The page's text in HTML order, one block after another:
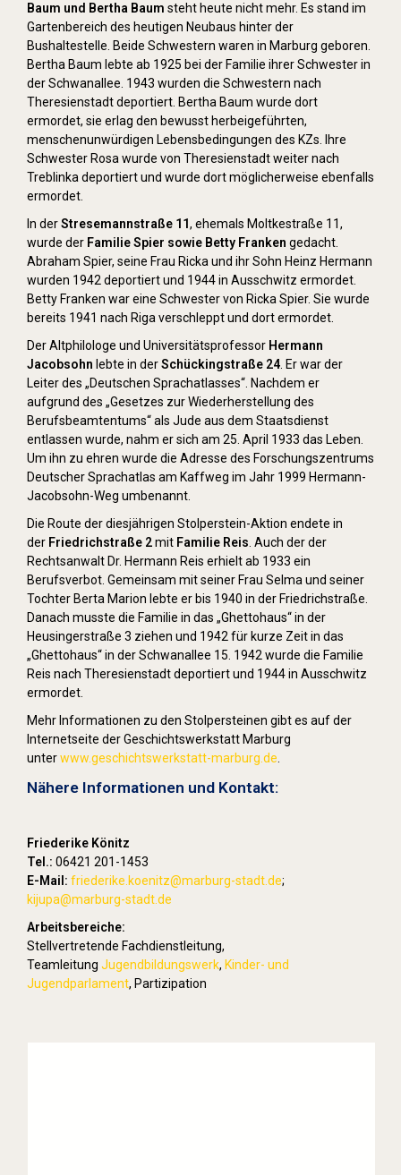
Baum und Bertha Baum steht heute nicht mehr. Es stand im
Gartenbereich des heutigen Neubaus hinter der
Bushaltestelle. Beide Schwestern waren in Marburg geboren.
Bertha Baum lebte ab 1925 bei der Familie ihrer Schwester in
der Schwanallee. 1943 wurden die Schwestern nach
Theresienstadt deportiert. Bertha Baum wurde dort
ermordet, sie erlag den bewusst herbeigeführten,
menschenunwürdigen Lebensbedingungen des KZs. Ihre
Schwester Rosa wurde von Theresienstadt weiter nach
Treblinka deportiert und wurde dort möglicherweise ebenfalls
ermordet.
In derStresemannstraße 11, ehemals Moltkestraße 11,
wurde der Familie Spier sowie Betty Franken gedacht.
Abraham Spier, seine Frau Ricka und ihr Sohn Heinz Hermann
wurden 1942 deportiert und 1944 in Ausschwitz ermordet.
Betty Franken war eine Schwester von Ricka Spier. Sie wurde
bereits 1941 nach Riga verschleppt und dort ermordet.
Der Altphilologe und Universitätsprofessor Hermann
Jacobsohn lebte in derSchückingstraße 24 . Er war der
Leiter des „Deutschen Sprachatlasses“. Nachdem er
aufgrund des „Gesetzes zur Wiederherstellung des
Berufsbeamtentums“ als Jude aus dem Staatsdienst
entlassen wurde, nahm er sich am 25. April 1933 das Leben.
Um ihn zu ehren wurde die Adresse des Forschungszentrums
Deutscher Sprachatlas am Kaffweg im Jahr 1999 Hermann-
Jacobsohn-Weg umbenannt.
Die Route der diesjährigen Stolperstein-Aktion endete in
der Friedrichstraße 2mit Familie Reis . Auch der der
Rechtsanwalt Dr. Hermann Reis erhielt ab 1933 ein
Berufsverbot. Gemeinsam mit seiner Frau Selma und seiner
Tochter Berta Marion lebte er bis 1940 in der Friedrichstraße.
Danach musste die Familie in das „Ghettohaus“ in der
Heusingerstraße 3 ziehen und 1942 für kurze Zeit in das
„Ghettohaus“ in der Schwanallee 15. 1942 wurde die Familie
Reis nach Theresienstadt deportiert und 1944 in Ausschwitz
ermordet.
Mehr Informationen zu den Stolpersteinen gibt es auf der
Internetseite der Geschichtswerkstatt Marburg
unterwww.geschichtswerkstatt-marburg.de
Nähere Informationen und Kontakt:
Friederike Könitz
Tel.: 06421 201-1453
E-Mail: friederike.koenitz@marburg-stadt.de;
kijupa@marburg-stadt.de
Arbeitsbereiche:
Stellvertretende Fachdienstleitung,
Teamleitung Jugendbildungswerk, Kinder- und
Jugendparlament, Partizipation